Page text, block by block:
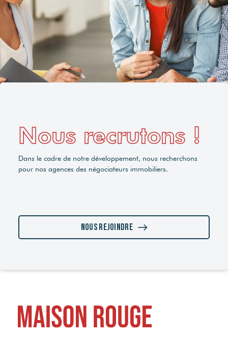
Nous recrutons !
Dans le cadre de notre développement, nous recherchons
pour nos agences des négociateurs immobiliers.
Nous rejoindre